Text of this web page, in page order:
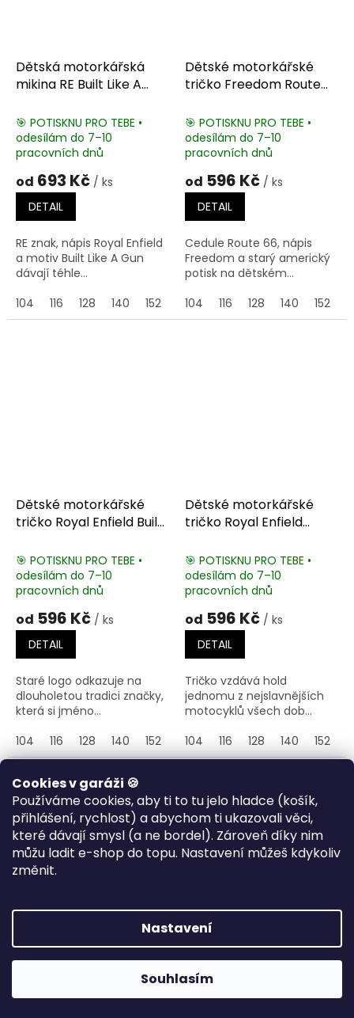
Cookies v garáži 🍪
Používáme cookies, aby ti to tu jelo hladce (košík,
přihlášení, rychlost) a abychom ti ukazovali věci,
které dávají smysl (a ne bordel). Zároveň díky nim
můžu ladit e-shop do topu. Nastavení můžeš kdykoliv
změnit.
Nastavení
Souhlasím
Dětská motorkářská
mikina RE Built Like A
🎯 POTISKNU PRO TEBE •
odesílám do 7–10
pracovních dnů
od 693 Kč / ks
DETAIL
RE znak, nápis Royal Enfield
a motiv Built Like A Gun
dávají téhle...
104
116 128 140 152 164
Dětské motorkářské
tričko Freedom Route
🎯 POTISKNU PRO TEBE •
odesílám do 7–10
pracovních dnů
od 596 Kč / ks
DETAIL
Cedule Route 66, nápis
Freedom a starý americký
potisk na dětském...
104
116 128 140 152
Dětské motorkářské
tričko Royal Enfield Built
🎯 POTISKNU PRO TEBE •
odesílám do 7–10
pracovních dnů
od 596 Kč / ks
DETAIL
Staré logo odkazuje na
dlouholetou tradici značky,
která si jméno...
104
116 128 140 152 164
Dětské motorkářské
tričko Royal Enfield
🎯 POTISKNU PRO TEBE •
odesílám do 7–10
pracovních dnů
od 596 Kč / ks
DETAIL
Tričko vzdává hold
jednomu z nejslavnějších
motocyklů všech dob...
104
116 128 140 152
Dětské motorkářské
tričko Bribones
🎯 POTISKNU PRO TEBE •
Dětská motorkářská
mikina Classic Choppers
🎯 POTISKNU PRO TEBE •